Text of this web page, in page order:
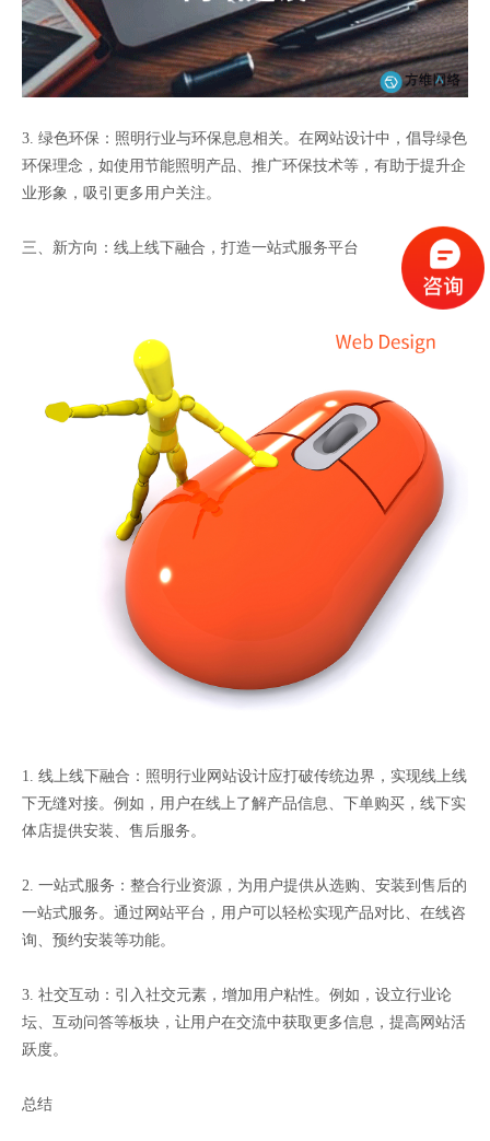
3. 绿色环保：照明行业与环保息息相关。在网站设计中，倡导绿色
环保理念，如使用节能照明产品、推广环保技术等，有助于提升企
业形象，吸引更多用户关注。
三、新方向：线上线下融合，打造一站式服务平台
1. 线上线下融合：照明行业网站设计应打破传统边界，实现线上线
下无缝对接。例如，用户在线上了解产品信息、下单购买，线下实
体店提供安装、售后服务。
2. 一站式服务：整合行业资源，为用户提供从选购、安装到售后的
一站式服务。通过网站平台，用户可以轻松实现产品对比、在线咨
询、预约安装等功能。
3. 社交互动：引入社交元素，增加用户粘性。例如，设立行业论
坛、互动问答等板块，让用户在交流中获取更多信息，提高网站活
跃度。
总结